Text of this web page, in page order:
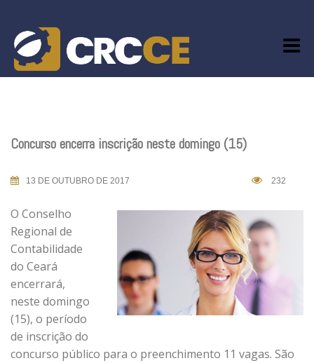
content
Concurso encerra inscrição neste domingo (15)
13 DE OUTUBRO DE 2017 232
O Conselho
Regional de
Contabilidade
do Ceará
encerrará,
neste domingo
(15), o período
de inscrição do
concurso público para o preenchimento 11 vagas. São